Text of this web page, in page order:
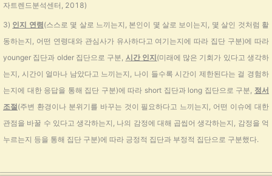
자트렌드분석센터, 2018)
3) 인지 연령(스스로 몇 살로 느끼는지, 본인이 몇 살로 보이는지, 몇 살인 것처럼 활
동하는지, 어떤 연령대와 관심사가 유사하다고 여기는지에 따라 집단 구분)에 따라
younger 집단과 older 집단으로 구분, 시간 인지(미래에 많은 기회가 있다고 생각하
는지, 시간이 얼마나 남았다고 느끼는지, 나이 들수록 시간이 제한된다는 걸 경험하
는지에 대한 응답을 통해 집단 구분)에 따라 short 집단과 long 집단으로 구분, 정서
조절(주변 환경이나 분위기를 바꾸는 것이 필요하다고 느끼는지, 어떤 이슈에 대한
관점을 바꿀 수 있다고 생각하는지, 나의 감정에 대해 곱씹어 생각하는지, 감정을 억
누르는지 등을 통해 집단 구분)에 따라 긍정적 집단과 부정적 집단으로 구분했다.